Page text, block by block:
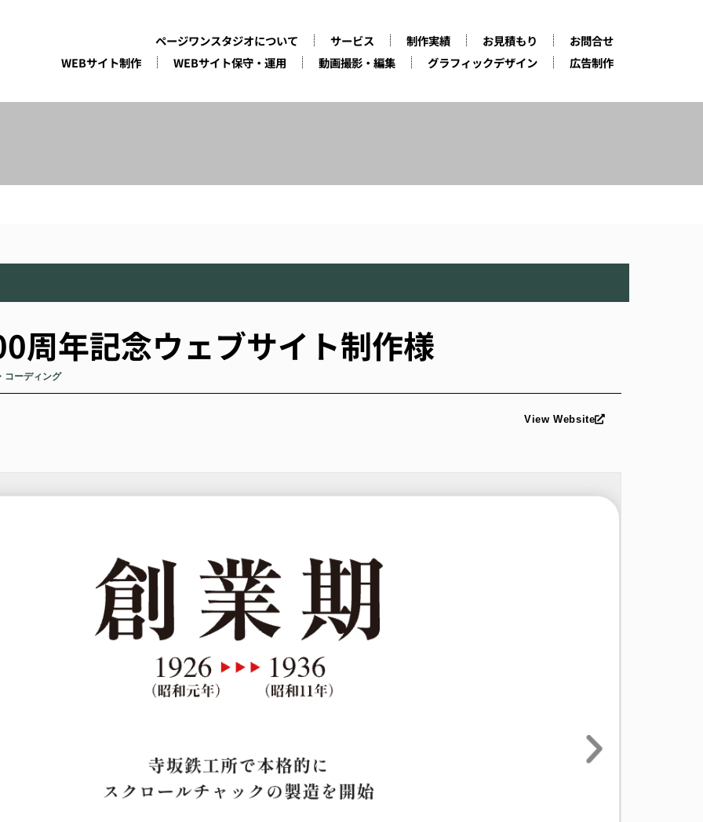
ページワンスタジオについて サービス 制作実績 お見積もり
お問合せ
WEBサイト制作
WEBサイト保守・運用 動画撮影・編集 グラフィックデザイン 広告制作
周年記念ウェブサイト制作様
コーディング
View Website